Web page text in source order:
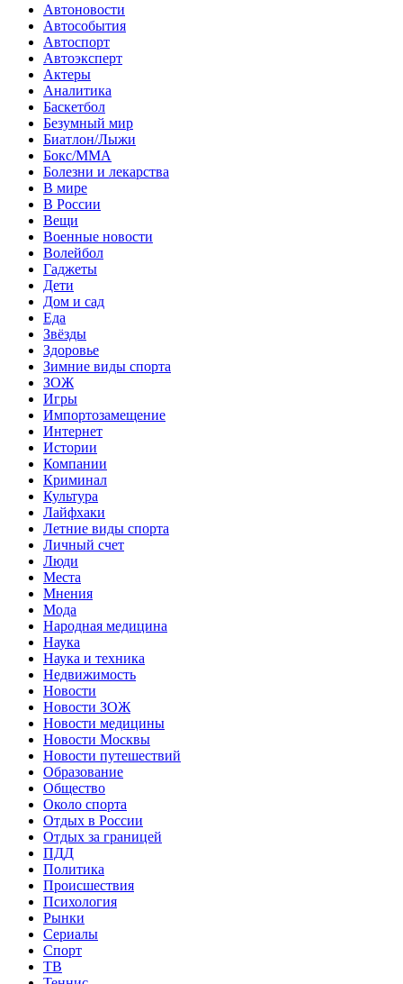
Автоновости
Автособытия
Автоспорт
Автоэксперт
Актеры
Аналитика
Баскетбол
Безумный мир
Биатлон/Лыжи
Бокс/MMA
Болезни и лекарства
В мире
В России
Вещи
Военные новости
Волейбол
Гаджеты
Дети
Дом и сад
Еда
Звёзды
Здоровье
Зимние виды спорта
ЗОЖ
Игры
Импортозамещение
Интернет
Истории
Компании
Криминал
Культура
Лайфхаки
Летние виды спорта
Личный счет
Люди
Места
Мнения
Мода
Народная медицина
Наука
Наука и техника
Недвижимость
Новости
Новости ЗОЖ
Новости медицины
Новости Москвы
Новости путешествий
Образование
Общество
Около спорта
Отдых в России
Отдых за границей
ПДД
Политика
Происшествия
Психология
Рынки
Сериалы
Спорт
ТВ